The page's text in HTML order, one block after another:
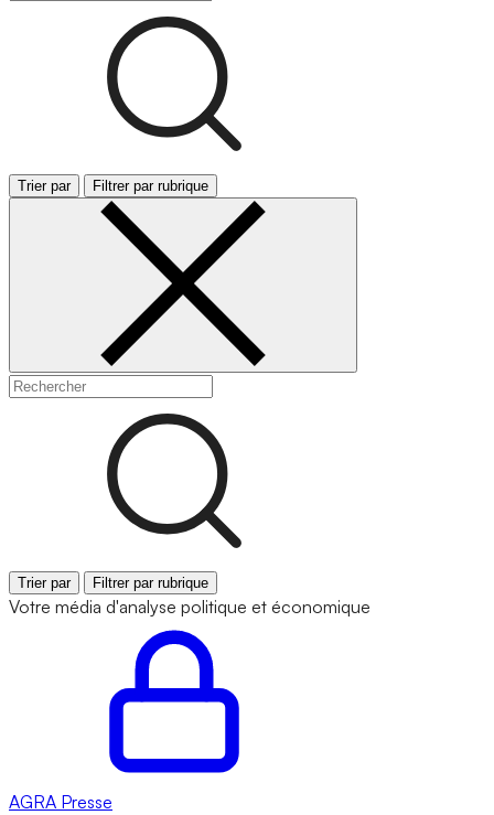
Trier par Filtrer par rubrique
Trier par Filtrer par rubrique
Votre média d'analyse politique et économique
AGRA Presse